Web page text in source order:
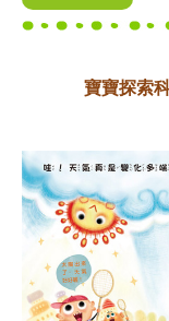
寶寶探索